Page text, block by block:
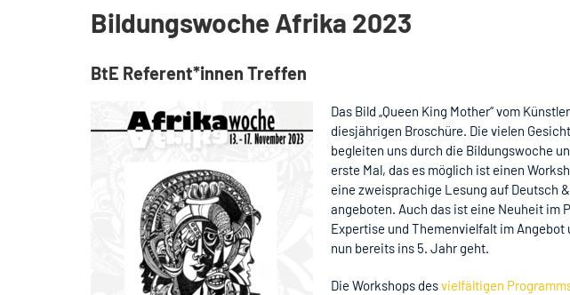
Bildungswoche Afrika 2023
BtE Referent*innen Treffen
Das Bild „Queen King Mother“ vom Künstler
diesjährigen Broschüre. Die vielen
begleiten uns durch die Bildungswoche
erste Mal, das es möglich ist einen
eine zweisprachige Lesung auf Deutsch
angeboten. Auch das ist eine Neuheit im
Expertise und Themenvielfalt im Angebot
nun bereits ins 5. Jahr geht.
Die Workshops desvielfältigen